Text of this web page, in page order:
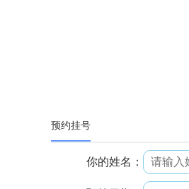
预约挂号
你的姓名：